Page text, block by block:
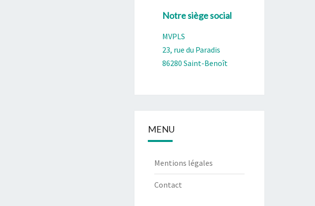
Notre siège social
MVPLS
23, rue du Paradis
86280 Saint-Benoît
MENU
Mentions légales
Contact